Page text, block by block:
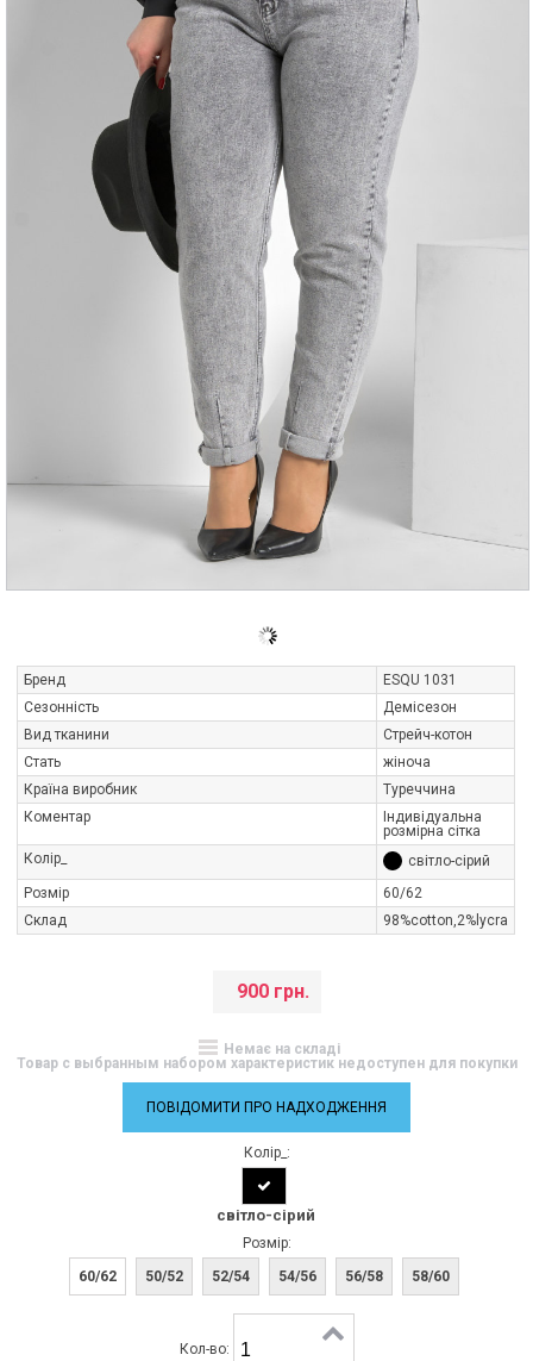
Бренд
ESQU 1031
Сезонність
Демісезон
Вид тканини
Стрейч-котон
Стать
жіноча
Країна виробник
Туреччина
Коментар
Індивідуальна
розмірна сітка
Колір_
світло-сірий
Розмір
60/62
Склад
98%cotton,2%lycra
900 грн.
Немає на складі
Товар с выбранным набором характеристик недоступен для покупки
ПОВІДОМИТИ ПРО НАДХОДЖЕННЯ
Колір_:
світло-сірий
Розмір:
60/62
50/52 52/54 54/56 56/58 58/60
Кол-во: